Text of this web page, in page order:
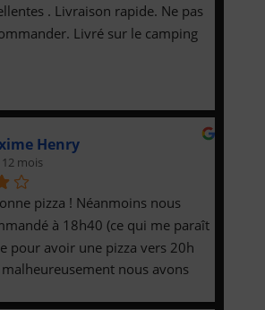
. Livraison rapide. Ne pas
Livré sur le camping
Henry
mois
pizza ! Néanmoins nous
à 18h40 (ce qui me paraît
pour avoir une pizza vers 20h
nous avons